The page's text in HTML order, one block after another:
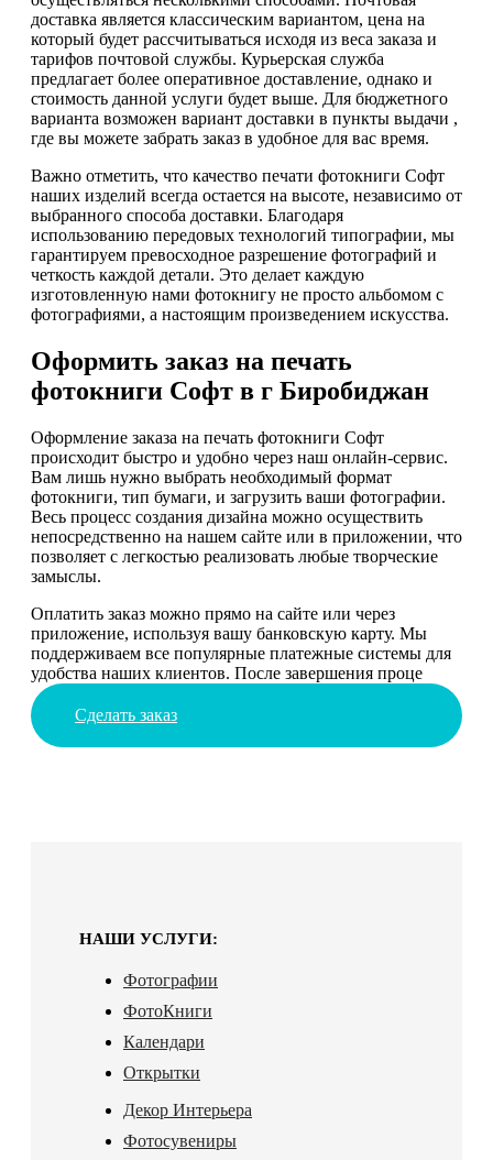
доставка является классическим вариантом, цена на
который будет рассчитываться исходя из веса заказа и
тарифов почтовой службы. Курьерская служба
предлагает более оперативное доставление, однако и
стоимость данной услуги будет выше. Для бюджетного
варианта возможен вариант доставки в пункты выдачи ,
где вы можете забрать заказ в удобное для вас время.
Важно отметить, что качество печати фотокниги Софт
наших изделий всегда остается на высоте, независимо от
выбранного способа доставки. Благодаря
использованию передовых технологий типографии, мы
гарантируем превосходное разрешение фотографий и
четкость каждой детали. Это делает каждую
изготовленную нами фотокнигу не просто альбомом с
фотографиями, а настоящим произведением искусства.
Оформить заказ на печать
фотокниги Софт в г Биробиджан
Оформление заказа на печать фотокниги Софт
происходит быстро и удобно через наш онлайн-сервис.
Вам лишь нужно выбрать необходимый формат
фотокниги, тип бумаги, и загрузить ваши фотографии.
Весь процесс создания дизайна можно осуществить
непосредственно на нашем сайте или в приложении, что
позволяет с легкостью реализовать любые творческие
замыслы.
Оплатить заказ можно прямо на сайте или через
приложение, используя вашу банковскую карту. Мы
поддерживаем все популярные платежные системы для
удобства наших клиентов. После завершения проце
Сделать заказ
НАШИ УСЛУГИ:
Фотографии
ФотоКниги
Календари
Открытки
Декор Интерьера
Фотосувениры